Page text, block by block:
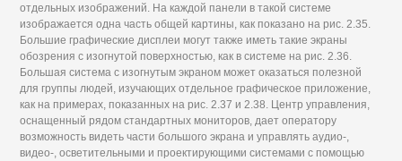
отдельных изображений. На каждой панели в такой системе
изображается одна часть общей картины, как показано на рис. 2.35.
Большие графические дисплеи могут также иметь такие экраны
обозрения с изогнутой поверхностью, как в системе на рис. 2.36.
Большая система с изогнутым экраном может оказаться полезной
для группы людей, изучающих отдельное графическое приложение,
как на примерах, показанных на рис. 2.37 и 2.38. Центр управления,
оснащенный рядом стандартных мониторов, дает оператору
возможность видеть части большого экрана и управлять аудио-,
видео-, осветительными и проектирующими системами с помощью